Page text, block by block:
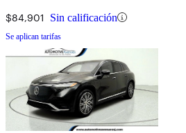
$84,901 Sin calificación
Se aplican tarifas